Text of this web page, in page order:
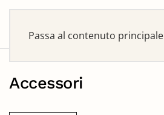
Passa al contenuto principale
Accessori